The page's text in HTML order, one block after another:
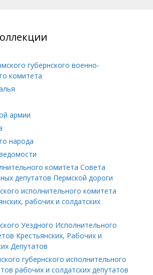
губернского военно-
комитета
армии
народа
комитета Совета
депутатов Пермской дороги
исполнительного комитета
рабочих и солдатских
Уездного Исполнительного
Крестьянских, Рабочих и
Депутатов
губернского исполнительного
рабочих и солдатских депутатов